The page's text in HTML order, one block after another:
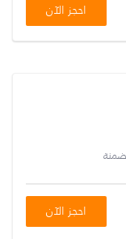
احجز الآن
احجز الآن